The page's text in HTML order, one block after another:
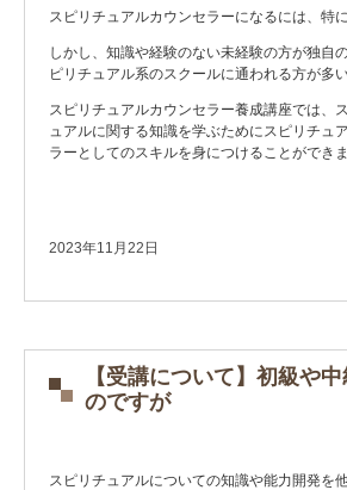
スピリチュアルカウンセラーになるには、特
しかし、知識や経験のない未経験の方が独自
ピリチュアル系のスクールに通われる方が多
スピリチュアルカウンセラー養成講座では、
ュアルに関する知識を学ぶためにスピリチュ
ラーとしてのスキルを身につけることができま
2023年11月22日
【受講について】初級や
のですが
スピリチュアルについての知識や能力開発を